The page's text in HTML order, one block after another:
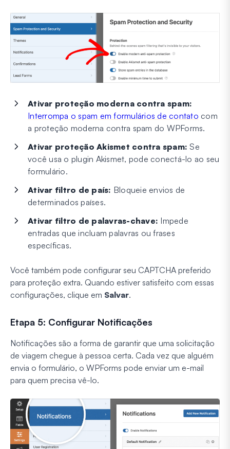
Ativar proteção moderna contra spam:
Interrompa o spam em formulários de contato com
a proteção moderna contra spam do WPForms.
Ativar proteção Akismet contra spam: Se
você usa o plugin Akismet, pode conectá-lo ao seu
formulário.
Ativar filtro de país: Bloqueie envios de
determinados países.
Ativar filtro de palavras-chave: Impede
entradas que incluam palavras ou frases
específicas.
Você também pode configurar seu CAPTCHA preferido
para proteção extra. Quando estiver satisfeito com essas
configurações, clique em Salvar.
Etapa 5: Configurar Notificações
Notificações são a forma de garantir que uma solicitação
de viagem chegue à pessoa certa. Cada vez que alguém
envia o formulário, o WPForms pode enviar um e-mail
para quem precisa vê-lo.